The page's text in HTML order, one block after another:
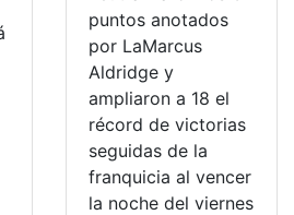
puntos anotados
por LaMarcus
Aldridge y
ampliaron a 18 el
récord de victorias
seguidas de la
franquicia al vencer
la noche del viernes